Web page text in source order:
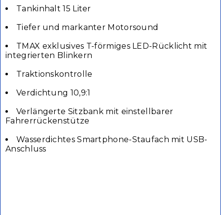
Tankinhalt 15 Liter
Tiefer und markanter Motorsound
TMAX exklusives T-förmiges LED-Rücklicht mit
integrierten Blinkern
Traktionskontrolle
Verdichtung 10,9:1
Verlängerte Sitzbank mit einstellbarer
Fahrerrückenstütze
Wasserdichtes Smartphone-Staufach mit USB-
Anschluss